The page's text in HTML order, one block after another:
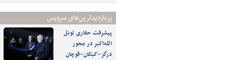
پربازدیدترین‌های سرویس
پیشرفت حفاری تونل
الله‌اکبر در محور
درگز–کبکان–قوچان